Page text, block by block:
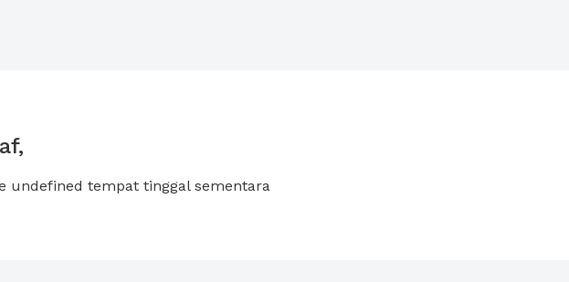
undefined tempat tinggal sementara